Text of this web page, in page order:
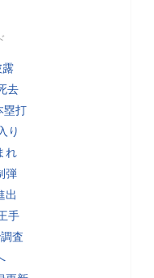
露
去
塁打
り
れ
弾
出
手
査